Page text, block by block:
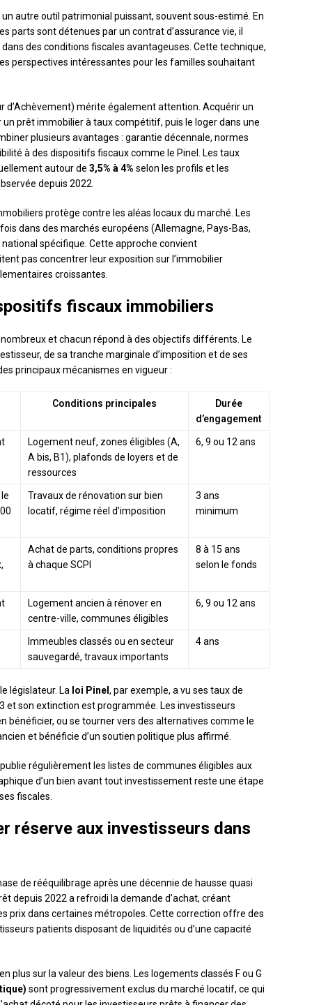
autre outil patrimonial puissant, souvent sous-estimé. En
parts sont détenues par un contrat d’assurance vie, il
des conditions fiscales avantageuses. Cette technique,
perspectives intéressantes pour les familles souhaitant
d’Achèvement) mérite également attention. Acquérir un
prêt immobilier à taux compétitif, puis le loger dans une
plusieurs avantages : garantie décennale, normes
à des dispositifs fiscaux comme le Pinel. Les taux
autour de 3,5% à 4% selon les profils et les
depuis 2022.
protège contre les aléas locaux du marché. Les
dans des marchés européens (Allemagne, Pays-Bas,
spécifique. Cette approche convient
pas concentrer leur exposition sur l’immobilier
croissantes.
fiscaux immobiliers
et chacun répond à des objectifs différents. Le
de sa tranche marginale d’imposition et de ses
principaux mécanismes en vigueur :
Conditions principales
Durée
d’engagement
Logement neuf, zones éligibles (A,
A bis, B1), plafonds de loyers et de
ressources
6, 9 ou 12 ans
Travaux de rénovation sur bien
locatif, régime réel d’imposition
3 ans
minimum
Achat de parts, conditions propres
à chaque SCPI
8 à 15 ans
selon le fonds
Logement ancien à rénover en
centre-ville, communes éligibles
6, 9 ou 12 ans
Immeubles classés ou en secteur
sauvegardé, travaux importants
4 ans
législateur. La loi Pinel , par exemple, a vu ses taux de
son extinction est programmée. Les investisseurs
bénéficier, ou se tourner vers des alternatives comme le
et bénéficie d’un soutien politique plus affirmé.
régulièrement les listes de communes éligibles aux
d’un bien avant tout investissement reste une étape
fiscales.
réserve aux investisseurs dans
de rééquilibrage après une décennie de hausse quasi
depuis 2022 a refroidi la demande d’achat, créant
prix dans certaines métropoles. Cette correction offre des
patients disposant de liquidités ou d’une capacité
plus sur la valeur des biens. Les logements classés F ou G
sont progressivement exclus du marché locatif, ce qui